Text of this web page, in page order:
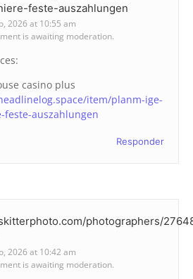
feste-auszahlungen
2026 at 10:55 am
is awaiting moderation.
casino plus
item/planm-ige-
feste-auszahlungen
Responder
photographers/
2026 at 10:42 am
is awaiting moderation.